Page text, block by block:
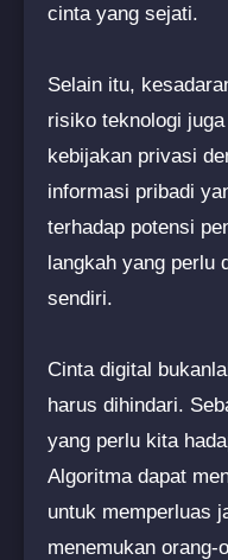
cinta yang sejati.
Selain itu,
risiko teknologi
kebijakan privasi
informasi pribadi
terhadap potensi
langkah yang perlu
sendiri.
Cinta digital
harus dihindari.
yang perlu kita
Algoritma dapat
untuk memperluas
menemukan orang-